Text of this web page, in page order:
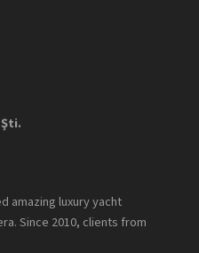
amazing luxury yacht
Since 2010, clients from